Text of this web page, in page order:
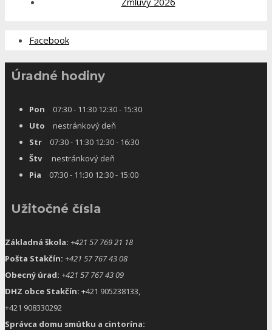
Facebook
Úradné hodiny
Pon 07:30 - 11:30 12:30 - 15:30
Uto nestránkový deň
Str 07:30 - 11:30 12:30 - 16:30
Štvnestránkový deň
Pia 07:30 - 11:30 12:30 - 15:00
Užitočné čísla
Základná škola: +421 57 769 21 18
Pošta Stakčín: +421 57 767 43 08
Obecný úrad: +421 57 767 43 09
DHZ obce Stakčín: +421 905238133,
+421 908330292
Správca domu smútku a cintorína: